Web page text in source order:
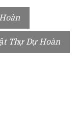
Thự Dự Hoàn